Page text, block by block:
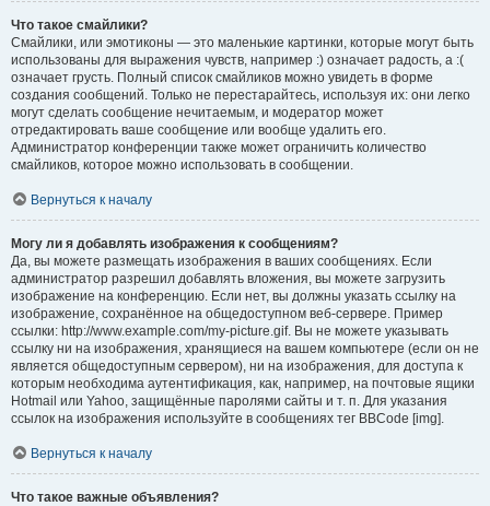
Что такое смайлики?
Смайлики, или эмотиконы — это маленькие картинки, которые могут быть
использованы для выражения чувств, например :) означает радость, а :(
означает грусть. Полный список смайликов можно увидеть в форме
создания сообщений. Только не перестарайтесь, используя их: они легко
могут сделать сообщение нечитаемым, и модератор может
отредактировать ваше сообщение или вообще удалить его.
Администратор конференции также может ограничить количество
смайликов, которое можно использовать в сообщении.
Вернуться к началу
Могу ли я добавлять изображения к сообщениям?
Да, вы можете размещать изображения в ваших сообщениях. Если
администратор разрешил добавлять вложения, вы можете загрузить
изображение на конференцию. Если нет, вы должны указать ссылку на
изображение, сохранённое на общедоступном веб-сервере. Пример
ссылки: http://www.example.com/my-picture.gif. Вы не можете указывать
ссылку ни на изображения, хранящиеся на вашем компьютере (если он не
является общедоступным сервером), ни на изображения, для доступа к
которым необходима аутентификация, как, например, на почтовые ящики
Hotmail или Yahoo, защищённые паролями сайты и т. п. Для указания
ссылок на изображения используйте в сообщениях тег BBCode [img].
Вернуться к началу
Что такое важные объявления?